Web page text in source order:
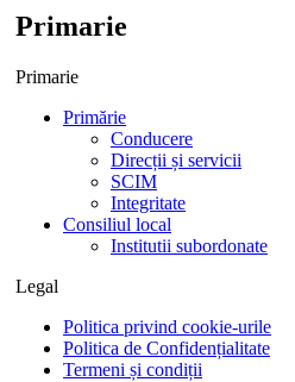
Primarie
Primarie
Primărie
Conducere
Direcții și servicii
SCIM
Integritate
Consiliul local
Institutii subordonate
Legal
Politica privind cookie-urile
Politica de Confidențialitate
Termeni și condiții